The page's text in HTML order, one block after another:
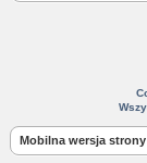
Mobilna wersja strony